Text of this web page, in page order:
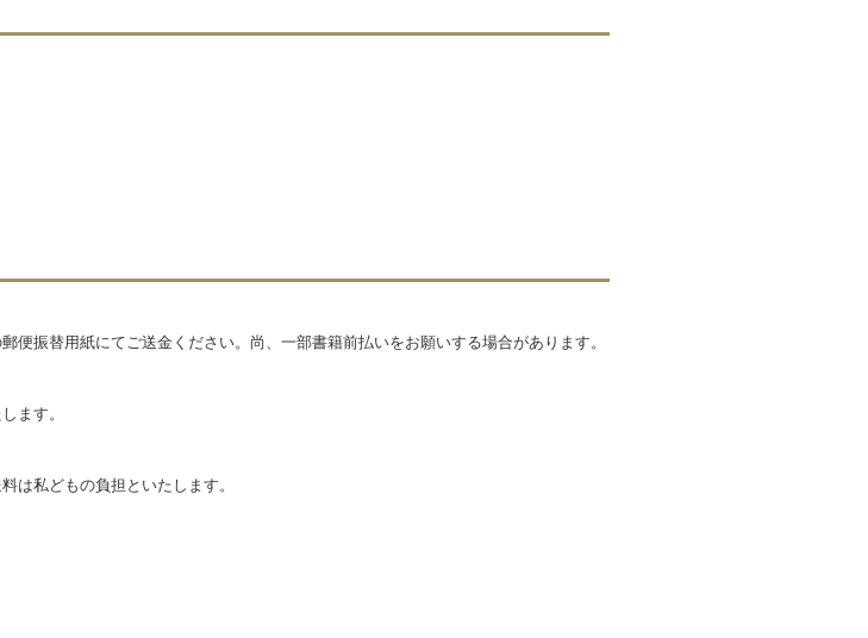
振替用紙にてご送金ください。尚、一部書籍前払いをお願いする場合があります。
ます。
は私どもの負担といたします。